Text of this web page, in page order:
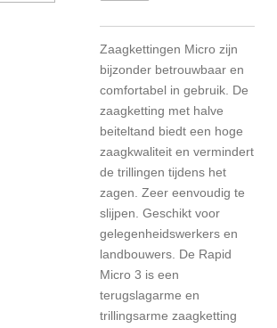
Zaagkettingen Micro zijn
bijzonder betrouwbaar en
comfortabel in gebruik. De
zaagketting met halve
beiteltand biedt een hoge
zaagkwaliteit en vermindert
de trillingen tijdens het
zagen. Zeer eenvoudig te
slijpen. Geschikt voor
gelegenheidswerkers en
landbouwers. De Rapid
Micro 3 is een
terugslagarme en
trillingsarme zaagketting